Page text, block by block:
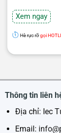
Xem ngay
Hè rực rỡgọi
Thông tin liên
Địa chỉ: Iec
Email: